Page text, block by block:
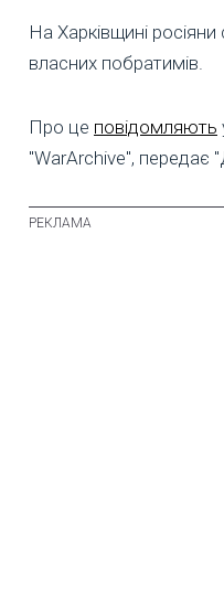
На Харківщині
власних побратимів.
Про це повідомляють
"WarArchive", передає